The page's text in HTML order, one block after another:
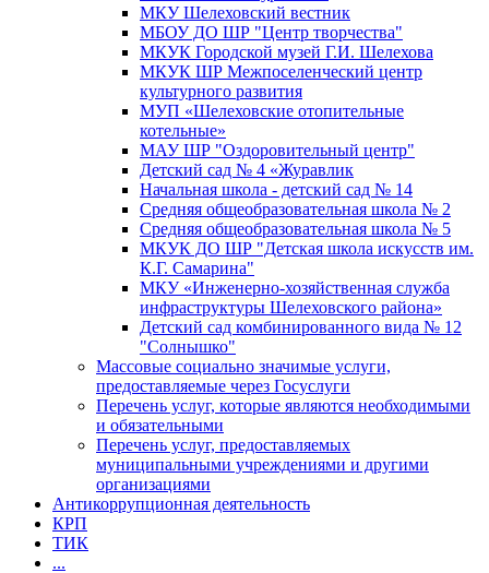
МКУ Шелеховский вестник
МБОУ ДО ШР "Центр творчества"
МКУК Городской музей Г.И. Шелехова
МКУК ШР Межпоселенческий центр
культурного развития
МУП «Шелеховские отопительные
котельные»
МАУ ШР "Оздоровительный центр"
Детский сад № 4 «Журавлик
Начальная школа - детский сад № 14
Средняя общеобразовательная школа № 2
Средняя общеобразовательная школа № 5
МКУК ДО ШР "Детская школа искусств им.
К.Г. Самарина"
МКУ «Инженерно-хозяйственная служба
инфраструктуры Шелеховского района»
Детский сад комбинированного вида № 12
"Солнышко"
Массовые социально значимые услуги,
предоставляемые через Госуслуги
Перечень услуг, которые являются необходимыми
и обязательными
Перечень услуг, предоставляемых
муниципальными учреждениями и другими
организациями
Антикоррупционная деятельность
КРП
ТИК
...